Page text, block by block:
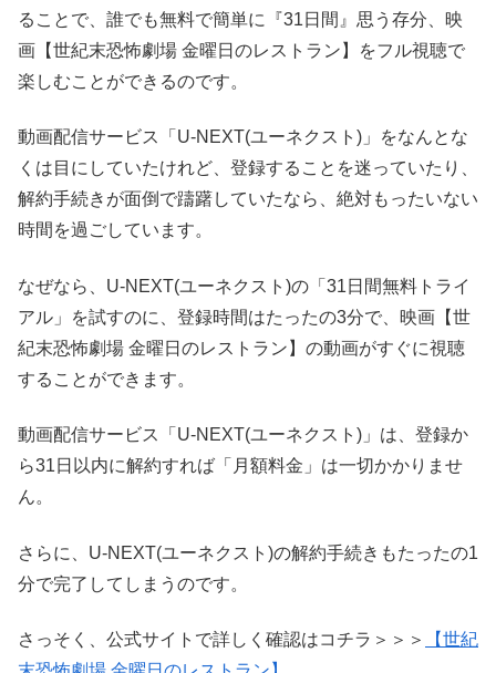
ることで、誰でも無料で簡単に『31日間』思う存分、映
画【世紀末恐怖劇場 金曜日のレストラン】をフル視聴で
楽しむことができるのです。
動画配信サービス「U-NEXT(ユーネクスト)」をなんとな
くは目にしていたけれど、登録することを迷っていたり、
解約手続きが面倒で躊躇していたなら、絶対もったいない
時間を過ごしています。
なぜなら、U-NEXT(ユーネクスト)の「31日間無料トライ
アル」を試すのに、登録時間はたったの3分で、映画【世
紀末恐怖劇場 金曜日のレストラン】の動画がすぐに視聴
することができます。
動画配信サービス「U-NEXT(ユーネクスト)」は、登録か
ら31日以内に解約すれば「月額料金」は一切かかりませ
ん。
さらに、U-NEXT(ユーネクスト)の解約手続きもたったの1
分で完了してしまうのです。
さっそく、公式サイトで詳しく確認はコチラ＞＞＞
【世紀